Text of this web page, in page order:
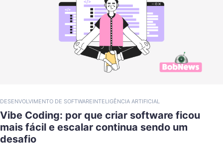
DESENVOLVIMENTO DE SOFTWAREINTELIGÊNCIA ARTIFICIAL
Vibe Coding: por que criar software ficou
mais fácil e escalar continua sendo um
desafio